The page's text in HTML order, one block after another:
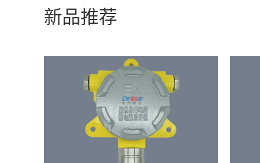
新品推荐